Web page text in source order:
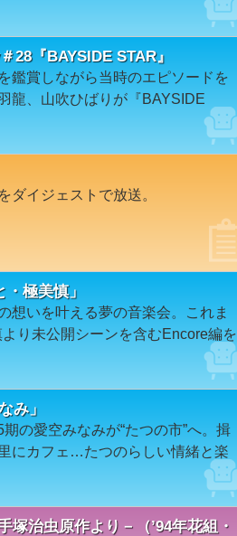
『BAYSIDE STAR』
鑑賞しながら当時のエピソードを
龍、山吹ひばりが『BAYSIDE
ダイジェストで放送。
極美慎」
いを叶える夢の音楽会。これま
り未公開シーンを含むEncore編を
み」
の愛空みなみが“たつの市”へ。揖
にカフェ…たつのらしい情緒と楽
治虫原作より－（’94年花組・